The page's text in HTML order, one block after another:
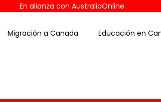
En alianza con AustraliaOnline
Migración a Canada Educación en